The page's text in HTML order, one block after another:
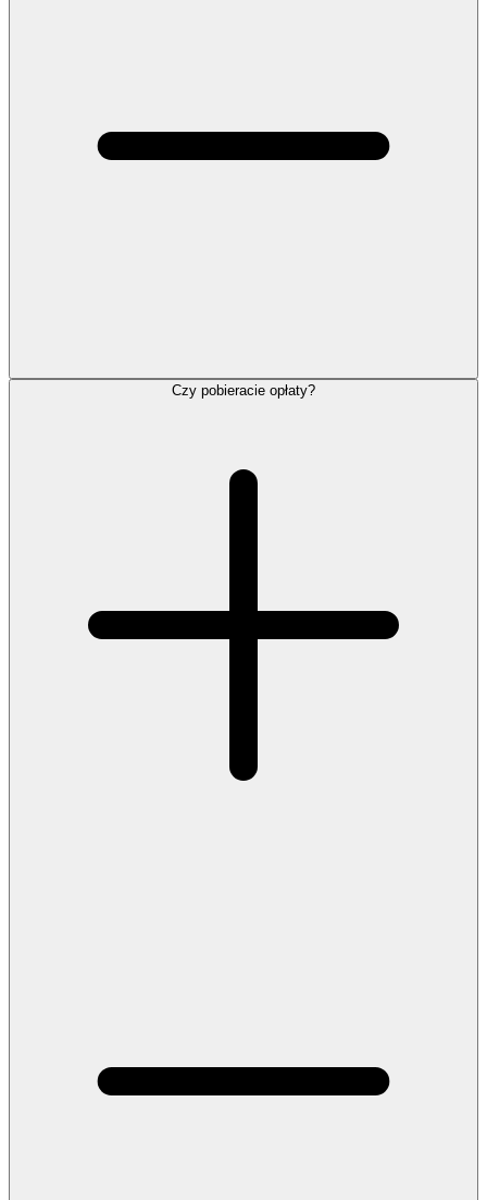
Czy pobieracie opłaty?